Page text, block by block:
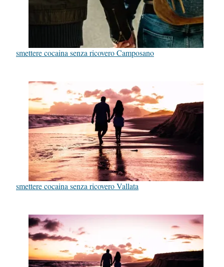
smettere cocaina senza ricovero Camposano
smettere cocaina senza ricovero Vallata